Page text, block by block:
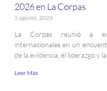
2026 en La Corpas
5 agosto, 2026
La Corpas reunió a
internacionales en un
de la evidencia, el liderazgo y
Leer Más